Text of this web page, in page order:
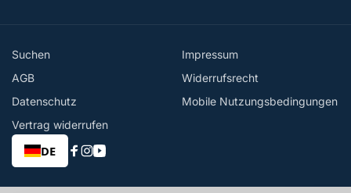
Suchen
Impressum
AGB
Widerrufsrecht
Datenschutz
Mobile Nutzungsbedingungen
Vertrag widerrufen
DE
Facebook
Instagram
YouTube